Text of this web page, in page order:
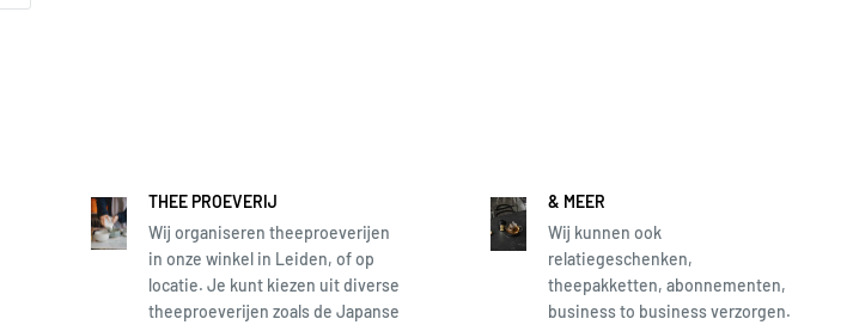
THEE PROEVERIJ
Wij organiseren theeproeverijen
in onze winkel in Leiden, of op
locatie. Je kunt kiezen uit diverse
theeproeverijen zoals de Japanse
& MEER
Wij kunnen ook
relatiegeschenken,
theepakketten, abonnementen,
business to business verzorgen.